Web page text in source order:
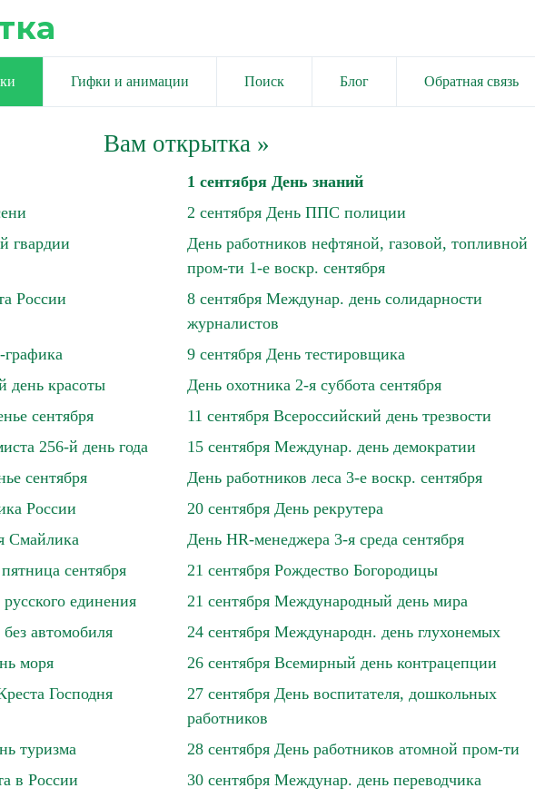
Гифки и анимации Поиск Блог Обратная связь
Вам открытка»
1 сентября День знаний
2 сентября День ППС полиции
гвардии
День работников нефтяной, газовой, топливной
пром-ти 1-е воскр. сентября
России
8 сентября Междунар. день солидарности
журналистов
графика
9 сентября День тестировщика
день красоты
День охотника 2-я суббота сентября
сентября
11 сентября Всероссийский день трезвости
256-й день года
15 сентября Междунар. день демократии
сентября
День работников леса 3-е воскр. сентября
России
20 сентября День рекрутера
Смайлика
День HR-менеджера 3-я среда сентября
сентября
21 сентября Рождество Богородицы
единения
21 сентября Международный день мира
автомобиля
24 сентября Международн. день глухонемых
моря
26 сентября Всемирный день контрацепции
Господня
27 сентября День воспитателя, дошкольных
работников
туризма
28 сентября День работников атомной пром-ти
в России
30 сентября Междунар. день переводчика